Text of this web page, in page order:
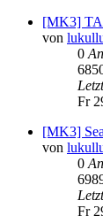
[MK3]
von
0
Fr
[MK3]
von
0
Fr